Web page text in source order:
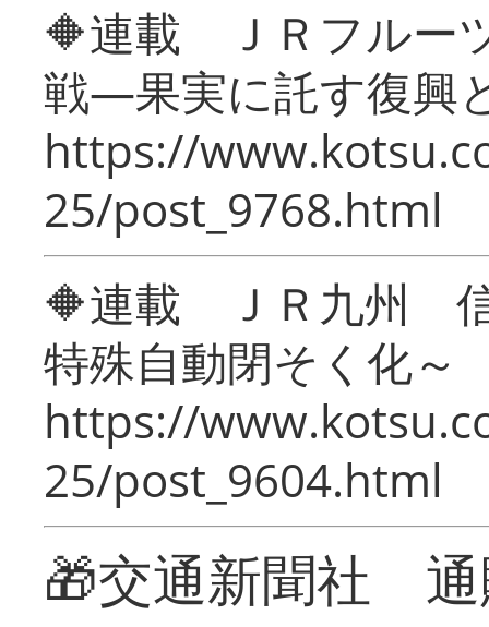
🔶連載 ＪＲフルー
戦―果実に託す復興
https://
25/post_9768.html
🔶連載 ＪＲ九州 信
特殊自動閉そく化～
https://
25/post_9604.html
🎁交通新聞社